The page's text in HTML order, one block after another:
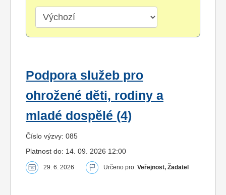
Podpora služeb pro
ohrožené děti, rodiny a
mladé dospělé (4)
Číslo výzvy: 085
Platnost do: 14. 09. 2026 12:00
29. 6. 2026 Určeno pro: Veřejnost, Žadatel